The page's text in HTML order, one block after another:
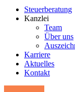
Steuerberatung
Kanzlei
Team
Über uns
Karriere
Aktuelles
Kontakt